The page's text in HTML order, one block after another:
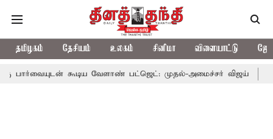
தமிழகம் தேசியம் உலகம் சினிமா விளையாட்டு
கூடிய வேளாண் பட்ஜெட்: முதல்-அமைச்சர் விஜய் தமிழக